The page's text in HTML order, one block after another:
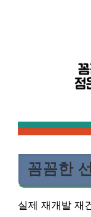
꼼꼼한
실제 재개발 재